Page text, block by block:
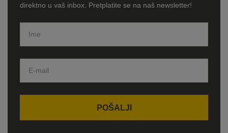
direktno u vaš inbox. Pretplatite se na naš newsletter!